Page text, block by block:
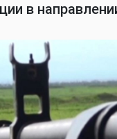
Внешняя
Внутренняя
в